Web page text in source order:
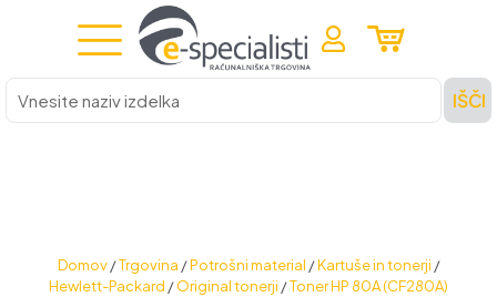
Vnesite
naziv
izdelka
IŠČI
Domov /Trgovina /Potrošni material /Kartuše in tonerji /
Hewlett-Packard /Original tonerji /Toner HP 80A (CF280A)